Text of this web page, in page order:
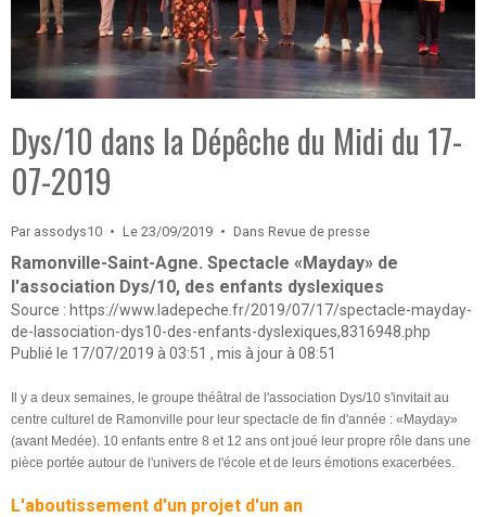
Dys/10 dans la Dépêche du Midi du 17-
07-2019
Par assodys10 Le 23/09/2019 Dans Revue de presse
Ramonville-Saint-Agne. Spectacle «Mayday» de
l'association Dys/10, des enfants dyslexiques
Source : https://www.ladepeche.fr/2019/07/17/spectacle-mayday-
de-lassociation-dys10-des-enfants-dyslexiques,8316948.php
Publié le 17/07/2019 à 03:51 , mis à jour à 08:51
Il y a deux semaines, le groupe théâtral de l'association Dys/10 s'invitait au
centre culturel de Ramonville pour leur spectacle de fin d'année : «Mayday»
(avant Medée). 10 enfants entre 8 et 12 ans ont joué leur propre rôle dans une
pièce portée autour de l'univers de l'école et de leurs émotions exacerbées.
L'aboutissement d'un projet d'un an